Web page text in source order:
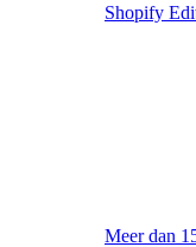
Shopify
Meer dan